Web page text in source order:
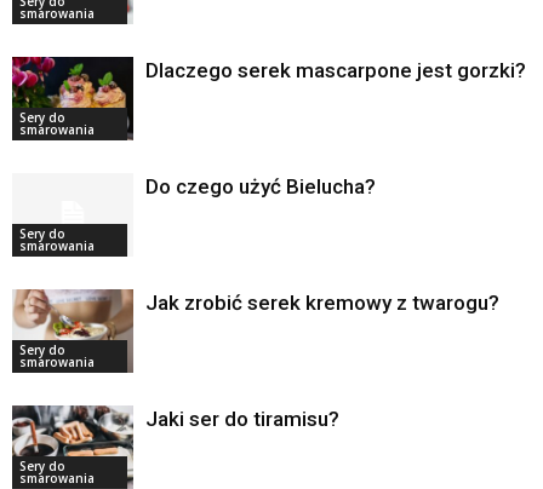
smarowania
Sery do
smarowania
Dlaczego serek mascarpone jest gorzki?
Sery do
smarowania
Do czego użyć Bielucha?
Sery do
smarowania
Jak zrobić serek kremowy z twarogu?
Sery do
smarowania
Jaki ser do tiramisu?